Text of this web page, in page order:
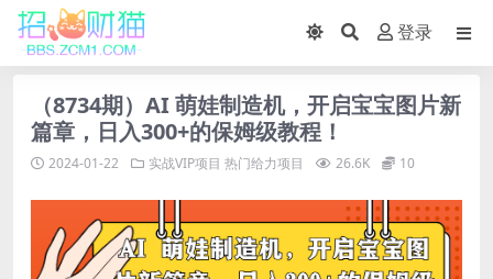
登录
（8734期）AI 萌娃制造机，开启宝宝图片新
篇章，日入300+的保姆级教程！
2024-01-22 实战VIP项目 热门给力项目 26.6K 10